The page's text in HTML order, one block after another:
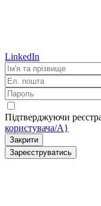
LinkedIn
Підтверджуючи
користувача/A}
Закрити
Зареєструватись